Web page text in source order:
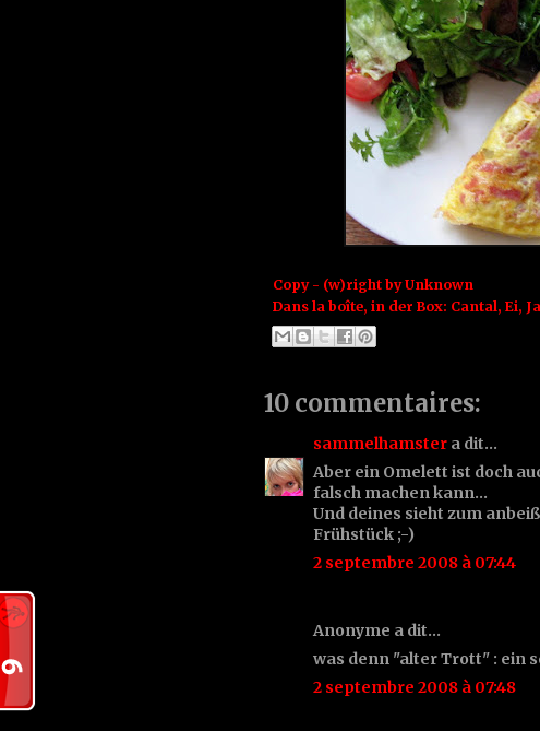
Copy - (w)right byUnknown
Dans la boîte, in der Box: Cantal, Ei,
10 commentaires:
sammelhamster a dit…
Aber ein Omelett ist doch
falsch machen kann...
Und deines sieht zum
Frühstück ;-)
2 septembre 2008 à 07:44
Anonyme a dit…
was denn "alter Trott" : ein
2 septembre 2008 à 07:48